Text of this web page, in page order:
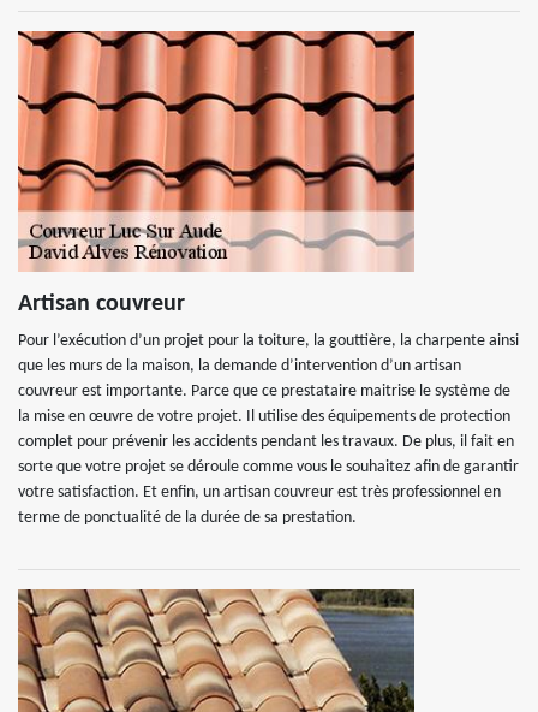
Artisan couvreur
Pour l’exécution d’un projet pour la toiture, la gouttière, la charpente ainsi
que les murs de la maison, la demande d’intervention d’un artisan
couvreur est importante. Parce que ce prestataire maitrise le système de
la mise en œuvre de votre projet. Il utilise des équipements de protection
complet pour prévenir les accidents pendant les travaux. De plus, il fait en
sorte que votre projet se déroule comme vous le souhaitez afin de garantir
votre satisfaction. Et enfin, un artisan couvreur est très professionnel en
terme de ponctualité de la durée de sa prestation.